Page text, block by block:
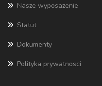
Nasze wyposazenie
Statut
Dokumenty
Polityka prywatnosci